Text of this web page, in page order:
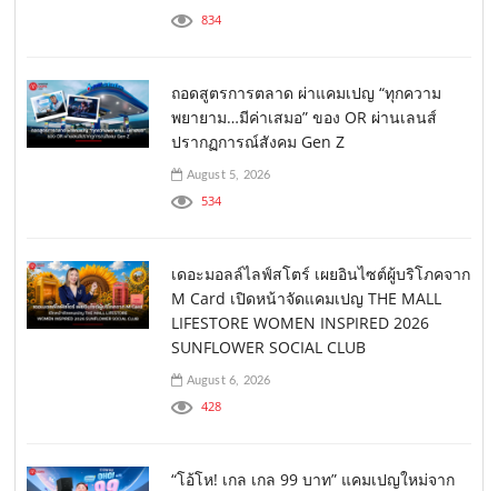
834
ถอดสูตรการตลาด ผ่าแคมเปญ “ทุกความ
พยายาม…มีค่าเสมอ” ของ OR ผ่านเลนส์
ปรากฏการณ์สังคม Gen Z
August 5, 2026
534
เดอะมอลล์ไลฟ์สโตร์ เผยอินไซต์ผู้บริโภคจาก
M Card เปิดหน้าจัดแคมเปญ THE MALL
LIFESTORE WOMEN INSPIRED 2026
SUNFLOWER SOCIAL CLUB
August 6, 2026
428
“โอ้โห! เกล เกล 99 บาท” แคมเปญใหม่จาก